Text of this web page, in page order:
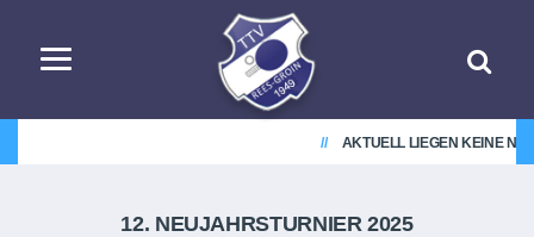
AKTUELL LIEGEN KEINE NACHRICHTEN
12. NEUJAHRSTURNIER 2025